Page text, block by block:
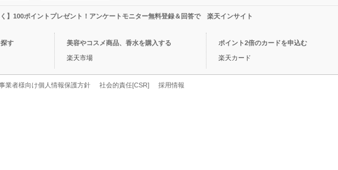
く】100ポイントプレゼント！アンケートモニター無料登録＆回答で 楽天インサイト
す 美容やコスメ商品、香水を購入する
楽天市場
ポイント2倍のカードを申込む
楽天カード
業者様向け個人情報保護方針 社会的責任[CSR] 採用情報